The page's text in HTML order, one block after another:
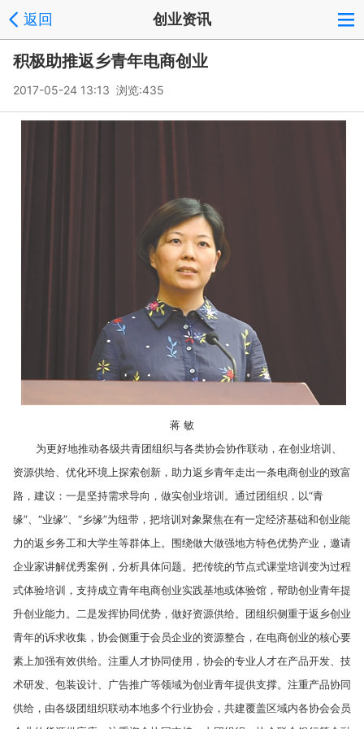
返回 创业资讯
积极助推返乡青年电商创业
2017-05-24 13:13 浏览:435
蒋 敏
为更好地推动各级共青团组织与各类协会协作联动，在创业培训、
资源供给、优化环境上探索创新，助力返乡青年走出一条电商创业的致富
路，建议：一是坚持需求导向，做实创业培训。通过团组织，以“青
缘”、“业缘”、“乡缘”为纽带，把培训对象聚焦在有一定经济基础和创业能
力的返乡务工和大学生等群体上。围绕做大做强地方特色优势产业，邀请
企业家讲解优秀案例，分析具体问题。把传统的节点式课堂培训变为过程
式体验培训，支持成立青年电商创业实践基地或体验馆，帮助创业青年提
升创业能力。二是发挥协同优势，做好资源供给。团组织侧重于返乡创业
青年的诉求收集，协会侧重于会员企业的资源整合，在电商创业的核心要
素上加强有效供给。注重人才协同使用，协会的专业人才在产品开发、技
术研发、包装设计、广告推广等领域为创业青年提供支撑。注重产品协同
供给，由各级团组织联动本地多个行业协会，共建覆盖区域内各协会会员